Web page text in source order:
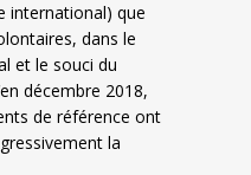
international) que
dans le
et le souci du
décembre 2018,
de référence ont
la